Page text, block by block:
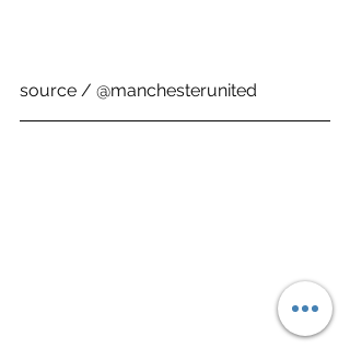
source / @manchesterunited